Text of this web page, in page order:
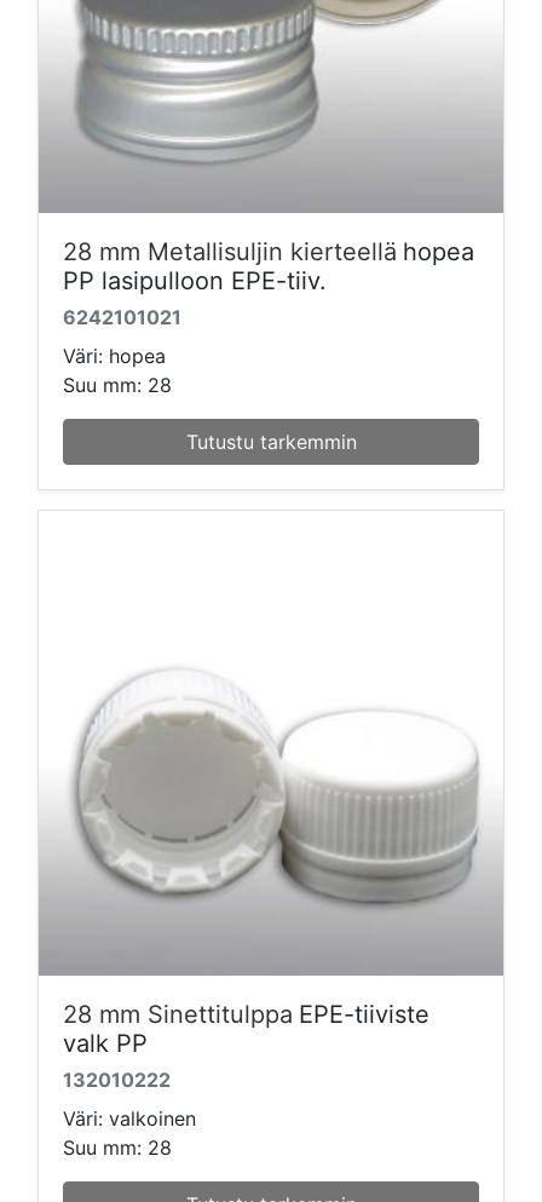
28 mm Metallisuljin kierteellä hopea
PP lasipulloon EPE-tiiv.
6242101021
Väri: hopea
Suu mm: 28
Tutustu tarkemmin
28 mm Sinettitulppa EPE-tiiviste
valk PP
132010222
Väri: valkoinen
Suu mm: 28